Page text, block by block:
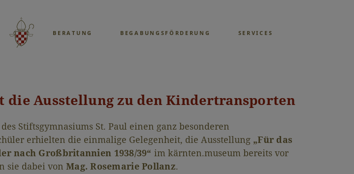
BERATUNG BEGABUNGSFÖRDERUNG SERVICES
die Ausstellung zu den Kindertransporten
des Stiftsgymnasiums St. Paul einen ganz besonderen
erhielten die einmalige Gelegenheit, die Ausstellung „Für das
nach Großbritannien 1938/39“ im kärnten.museum bereits vor
sie dabei von Mag. Rosemarie Pollanz.